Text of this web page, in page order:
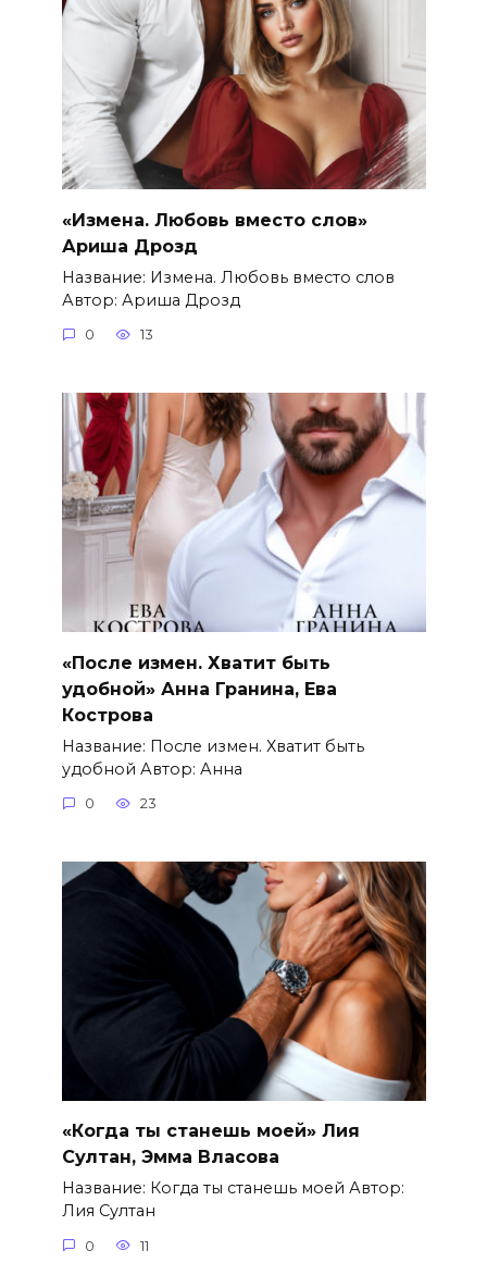
«Измена. Любовь вместо слов»
Ариша Дрозд
Название: Измена. Любовь вместо слов
Автор: Ариша Дрозд
0 13
«После измен. Хватит быть
удобной» Анна Гранина, Ева
Кострова
Название: После измен. Хватит быть
удобной Автор: Анна
0 23
«Когда ты станешь моей» Лия
Султан, Эмма Власова
Название: Когда ты станешь моей Автор:
Лия Султан
0 11